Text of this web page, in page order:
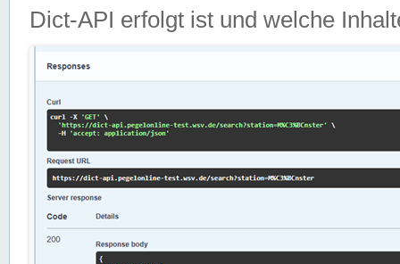
Dict-API erfolgt ist und welche